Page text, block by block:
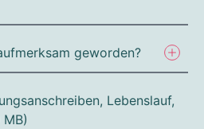
Lebenslauf,